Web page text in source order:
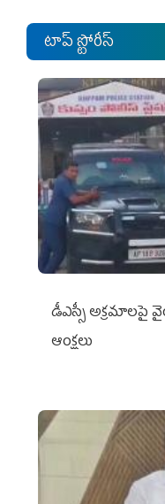
టాప్ స్టోరీస్
డీఎస్సీ అక్రమాలపై
ఆంక్షలు